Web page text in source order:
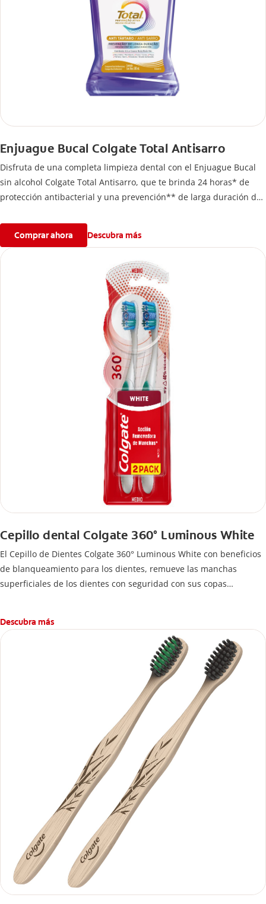
Enjuague Bucal Colgate Total Antisarro
Disfruta de una completa limpieza dental con el Enjuague Bucal
sin alcohol Colgate Total Antisarro, que te brinda 24 horas* de
protección antibacterial y una prevención** de larga duración de
Comprar ahora Descubra más
Cepillo dental Colgate 360° Luminous White
El Cepillo de Dientes Colgate 360° Luminous White con beneficios
de blanqueamiento para los dientes, remueve las manchas
superficiales de los dientes con seguridad con sus copas
Descubra más